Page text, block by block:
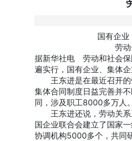
国有企业 集体
劳动合同签订
据新华社电 劳动和社会保
遍实行，国有企业、集体
王东进是在最近召开的
集体合同制度日益完善并
同，涉及职工8000多万人。
王东进还说，劳动关系
国企业联合会建立了国家
协调机构5000多个，共同